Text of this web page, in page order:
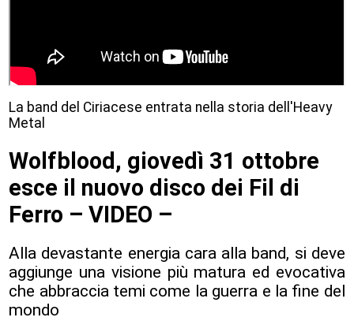
La band del Ciriacese entrata nella storia dell'Heavy
Metal
Wolfblood, giovedì 31 ottobre
esce il nuovo disco dei Fil di
Ferro – VIDEO –
Alla devastante energia cara alla band, si deve
aggiunge una visione più matura ed evocativa
che abbraccia temi come la guerra e la fine del
mondo